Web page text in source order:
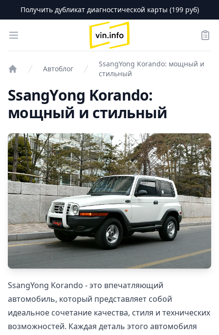
Получить дубликат диагностической карты (199 руб)
Open menu
logo
Автоблог
SsangYong Korando: мощный и
стильный
SsangYong Korando:
мощный и стильный
SsangYong Korando - это впечатляющий
автомобиль, который представляет собой
идеальное сочетание качества, стиля и технических
возможностей. Каждая деталь этого автомобиля